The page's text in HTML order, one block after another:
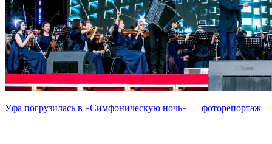
Уфа погрузилась в «Симфоническую ночь» — фоторепортаж